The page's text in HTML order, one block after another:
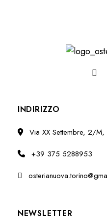
INDIRIZZO
Via XX Settembre, 2/
+39 375 5288953
NEWSLETTER